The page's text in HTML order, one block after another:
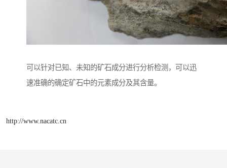
可以针对已知、未知的矿石成分进行分析检测，可以迅
速准确的确定矿石中的元素成分及其含量。
http://www.nacatc.cn